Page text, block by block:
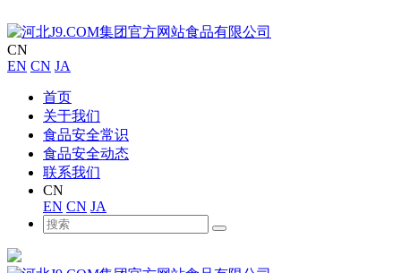
CN
EN CN JA
首页
关于我们
食品安全常识
食品安全动态
联系我们
CN
EN CN JA